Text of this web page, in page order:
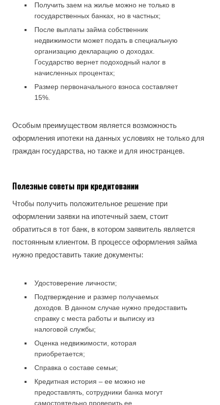
Получить заем на жилье можно не только в
государственных банках, но в частных;
После выплаты займа собственник
недвижимости может подать в специальную
организацию декларацию о доходах.
Государство вернет подоходный налог в
начисленных процентах;
Размер первоначального взноса составляет
15%.
Особым преимуществом является возможность
оформления ипотеки на данных условиях не только для
граждан государства, но также и для иностранцев.
Полезные советы при кредитовании
Чтобы получить положительное решение при
оформлении заявки на ипотечный заем, стоит
обратиться в тот банк, в котором заявитель является
постоянным клиентом. В процессе оформления займа
нужно предоставить такие документы:
Удостоверение личности;
Подтверждение и размер получаемых
доходов. В данном случае нужно предоставить
справку с места работы и выписку из
налоговой службы;
Оценка недвижимости, которая
приобретается;
Справка о составе семьи;
Кредитная история – ее можно не
предоставлять, сотрудники банка могут
самостоятельно проверить ее.